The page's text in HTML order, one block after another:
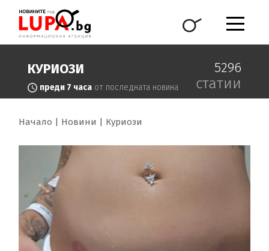
КУРИОЗИ
преди 7 часа от последната новина
5296
статии
Начало Новини Куриози